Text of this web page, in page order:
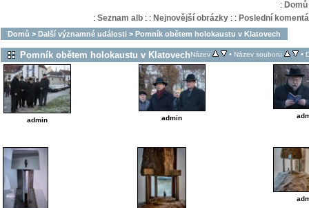
: Domů
: Seznam alb: : Nejnovější obrázky: : Poslední
Domů > Další významné události > Pomník obětem holokaustu v Klatovech
Pomník obětem holokaustu v KlatovechNázev • Název souboru •
admin admin